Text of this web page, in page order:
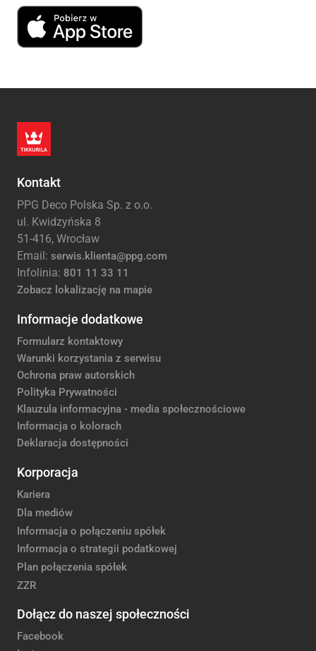
Kontakt
PPG Deco Polska Sp. z o.o.
ul. Kwidzyńska 8
51-416, Wrocław
Email: serwis.klienta@ppg.com
Infolinia: 801 11 33 11
Zobacz lokalizację na mapie
Informacje dodatkowe
Formularz kontaktowy
Warunki korzystania z serwisu
Ochrona praw autorskich
Polityka Prywatności
Klauzula informacyjna - media społecznościowe
Informacja o kolorach
Deklaracja dostępności
Korporacja
Kariera
Dla mediów
Informacja o połączeniu spółek
Informacja o strategii podatkowej
Plan połączenia spółek
ZZR
Dołącz do naszej społeczności
Facebook